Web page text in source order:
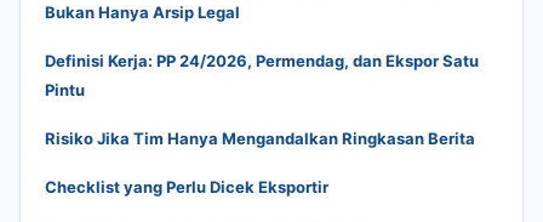
Bukan Hanya Arsip Legal
Definisi Kerja: PP 24/2026, Permendag, dan Ekspor Satu
Pintu
Risiko Jika Tim Hanya Mengandalkan Ringkasan Berita
Checklist yang Perlu Dicek Eksportir